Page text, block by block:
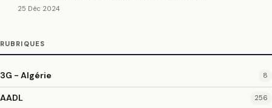
25 Déc 2024
RUBRIQUES
3G - Algérie 8
AADL 256